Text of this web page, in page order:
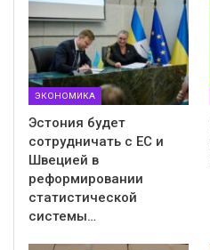
ЭКОНОМИКА
Эстония будет
сотрудничать с ЕС и
Швецией в
реформировании
статистической
системы…